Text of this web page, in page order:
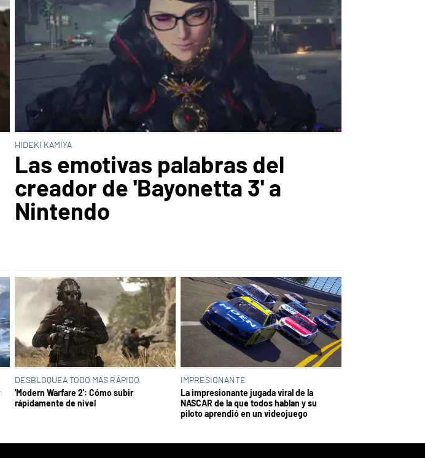
HIDEKI KAMIYA
Las emotivas palabras del
creador de 'Bayonetta 3' a
Nintendo
DESBLOQUEA TODO MÁS RÁPIDO
'Modern Warfare 2': Cómo subir
rápidamente de nivel
IMPRESIONANTE
La impresionante jugada viral de la
NASCAR de la que todos hablan y su
piloto aprendió en un videojuego